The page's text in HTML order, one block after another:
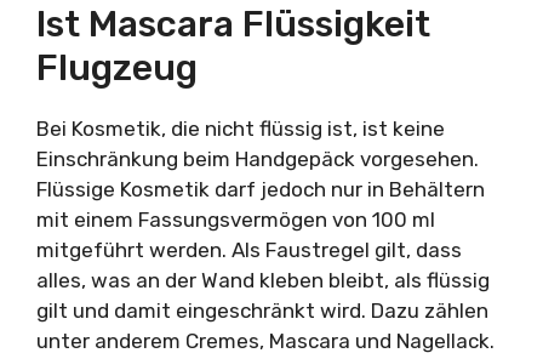
Ist Mascara Flüssigkeit
Flugzeug
Bei Kosmetik, die nicht flüssig ist, ist keine
Einschränkung beim Handgepäck vorgesehen.
Flüssige Kosmetik darf jedoch nur in Behältern
mit einem Fassungsvermögen von 100 ml
mitgeführt werden. Als Faustregel gilt, dass
alles, was an der Wand kleben bleibt, als flüssig
gilt und damit eingeschränkt wird. Dazu zählen
unter anderem Cremes, Mascara und Nagellack.